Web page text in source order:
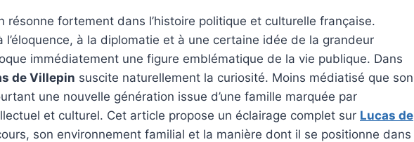
résonne fortement dans l’histoire politique et culturelle française.
l’éloquence, à la diplomatie et à une certaine idée de la grandeur
immédiatement une figure emblématique de la vie publique. Dans
de Villepin suscite naturellement la curiosité. Moins médiatisé que son
une nouvelle génération issue d’une famille marquée par
et culturel. Cet article propose un éclairage complet sur Lucas de
son environnement familial et la manière dont il se positionne dans